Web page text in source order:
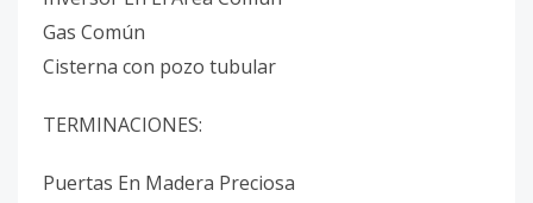
Gas Común
Cisterna con pozo tubular
TERMINACIONES:
Puertas En Madera Preciosa